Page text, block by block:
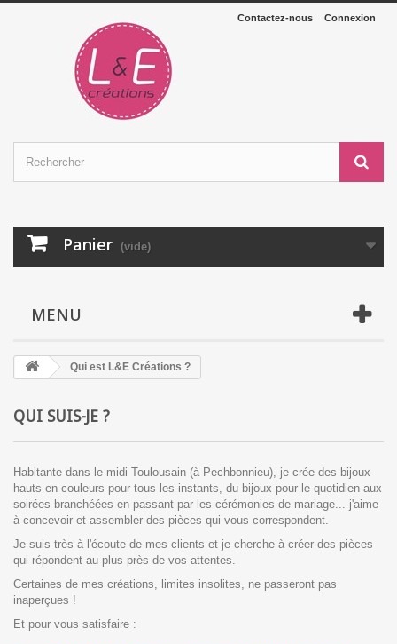
Connexion
Contactez-nous
Panier (vide)
MENU
Qui est L&E Créations ?
QUI SUIS-JE ?
Habitante dans le midi Toulousain (à Pechbonnieu), je crée des bijoux
hauts en couleurs pour tous les instants, du bijoux pour le quotidien aux
soirées branchéées en passant par les cérémonies de mariage... j'aime
à concevoir et assembler des pièces qui vous correspondent.
Je suis très à l'écoute de mes clients et je cherche à créer des pièces
qui répondent au plus près de vos attentes.
Certaines de mes créations, limites insolites, ne passeront pas
inaperçues !
Et pour vous satisfaire :